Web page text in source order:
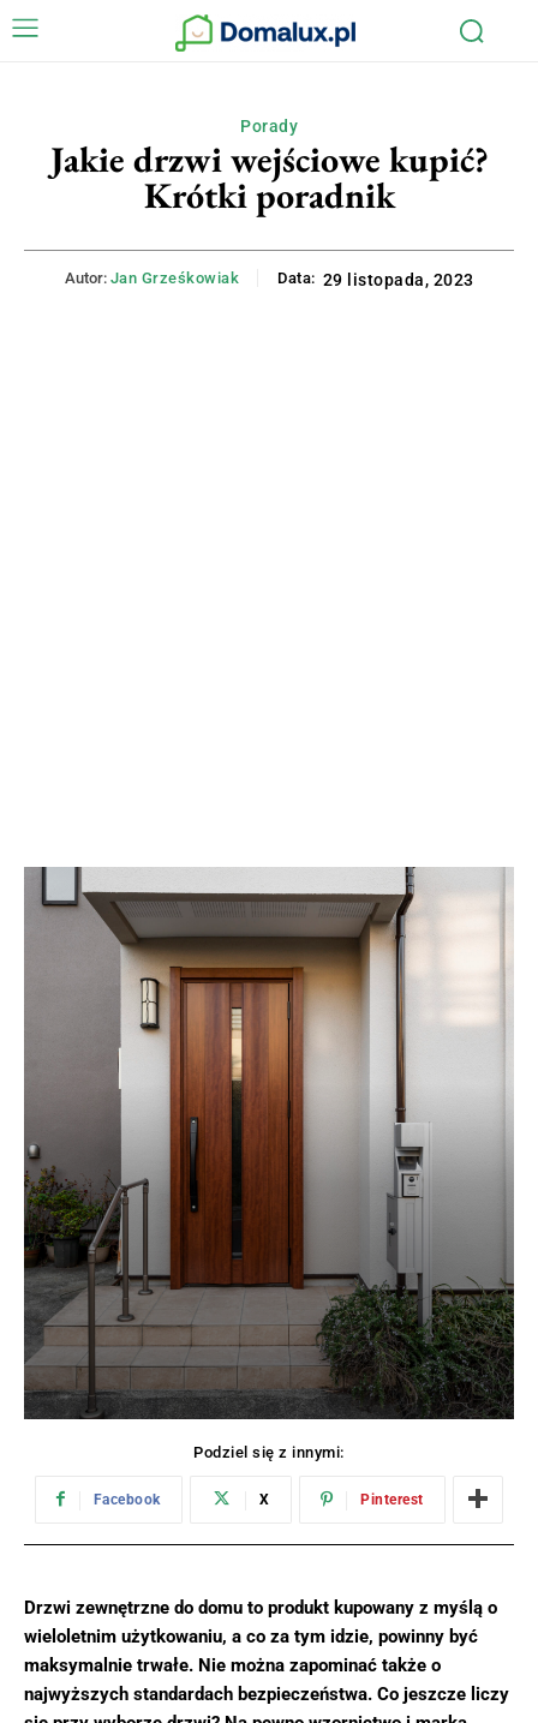
Porady
Jakie drzwi wejściowe kupić?
Krótki poradnik
Autor: Jan Grześkowiak Data: 29 listopada, 2023
Podziel się z innymi:
Facebook X Pinterest
Drzwi zewnętrzne do domu to produkt kupowany z myślą o
wieloletnim użytkowaniu, a co za tym idzie, powinny być
maksymalnie trwałe. Nie można zapominać także o
najwyższych standardach bezpieczeństwa. Co jeszcze liczy